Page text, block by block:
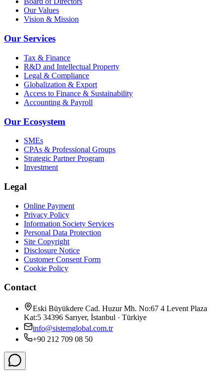
Our Values
Vision & Mission
Our Services
Tax & Finance
R&D and Intellectual Property
Legal & Compliance
Globalization & Export
Access to Finance & Sustainability
Accounting & Payroll
Our Ecosystem
SMEs
CPAs & Professional Groups
Strategic Partner Program
Investment
Legal
Online Payment
Privacy Policy
Information Society Services
Personal Data Protection
Site Copyright
Disclosure Notice
Customer Consent Form
Cookie Policy
Contact
Eski Büyükdere Cad. Huzur Mh. No:67 4 Levent Plaza
Kat:5 34396 Sarıyer, İstanbul · Türkiye
info@sistemglobal.com.tr
+90 212 709 08 50